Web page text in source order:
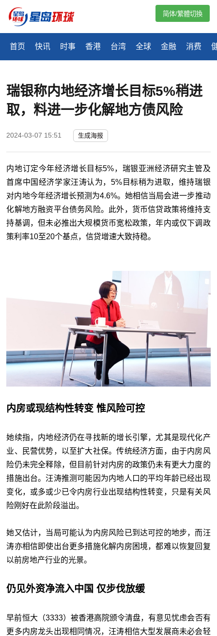
首页 快讯 时事 香港 台湾 全球 金融 消费
简体/繁體切換
瑞银称内地经济增长目标5%稍进
取，料进一步化解地方债风险
2024-03-07 15:51 生成海报
内地订定今年经济增长目标5%，瑞银亚洲经济研究主管及
首席中国经济学家汪涛认为，5%目标稍为进取，维持瑞银
对内地今年经济增长预测为4.6%。她相信当局会进一步推动
化解地方融资平台债务风险。此外，货币信贷政策将维持支
持基调，但未必推出大规模货币宽松政策，年内或仅下调政
策利率10至20个基点，信贷增速大致持稳。
内房或现结构性转变 惟风险可控
她续指，内地经济仍在寻找新的增长引擎，尤其是现代化产
业、民营优势，以至扩大社保。传统经济方面，由于内房风
险仍未完全释除，但目前针对内房的政策仍未有更大力度的
措施出台。汪涛推测可能因为内地人口的平均年龄已经出现
变化，或多或少已令内房行业出现结构性转变，只是有关风
险刚好在此阶段溢出。
她又估计，当局可能认为内房风险已到达可控的地步，而汪
涛亦相信即使出台更多措施化解内房困境，都难以恢复回复
以前房地产行业的光景。
仍见外资净流入中国 仅步伐放缓
早前恒大（3333）被香港高院颁令清盘，有意见忧虑会否有
更多内房龙头出现相同情况，汪涛相信大型发展商未必会轻